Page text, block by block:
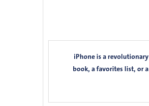
iPhone is a
book, a favorites list, or